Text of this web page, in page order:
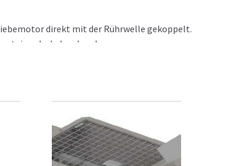
direkt mit der Rührwelle gekoppelt.
verbunden.
Deckel montiert
Lippendichtung